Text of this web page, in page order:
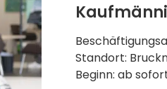
Standort:
Beginn: ab